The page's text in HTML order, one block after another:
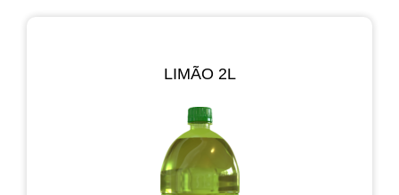
LIMÃO 2L